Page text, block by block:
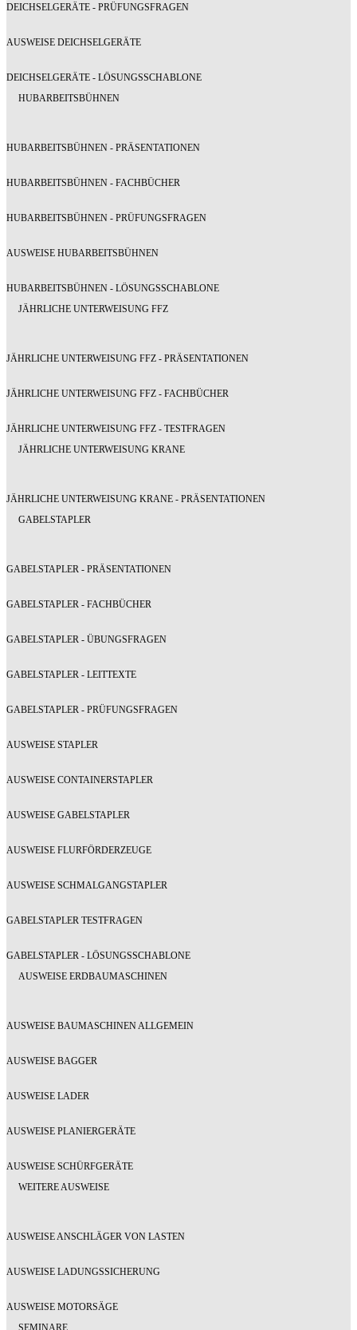
DEICHSELGERÄTE - PRÜFUNGSFRAGEN
AUSWEISE DEICHSELGERÄTE
DEICHSELGERÄTE - LÖSUNGSSCHABLONE
HUBARBEITSBÜHNEN
HUBARBEITSBÜHNEN - PRÄSENTATIONEN
HUBARBEITSBÜHNEN - FACHBÜCHER
HUBARBEITSBÜHNEN - PRÜFUNGSFRAGEN
AUSWEISE HUBARBEITSBÜHNEN
HUBARBEITSBÜHNEN - LÖSUNGSSCHABLONE
JÄHRLICHE UNTERWEISUNG FFZ
JÄHRLICHE UNTERWEISUNG FFZ - PRÄSENTATIONEN
JÄHRLICHE UNTERWEISUNG FFZ - FACHBÜCHER
JÄHRLICHE UNTERWEISUNG FFZ - TESTFRAGEN
JÄHRLICHE UNTERWEISUNG KRANE
JÄHRLICHE UNTERWEISUNG KRANE - PRÄSENTATIONEN
GABELSTAPLER
GABELSTAPLER - PRÄSENTATIONEN
GABELSTAPLER - FACHBÜCHER
GABELSTAPLER - ÜBUNGSFRAGEN
GABELSTAPLER - LEITTEXTE
GABELSTAPLER - PRÜFUNGSFRAGEN
AUSWEISE STAPLER
AUSWEISE CONTAINERSTAPLER
AUSWEISE GABELSTAPLER
AUSWEISE FLURFÖRDERZEUGE
AUSWEISE SCHMALGANGSTAPLER
GABELSTAPLER TESTFRAGEN
GABELSTAPLER - LÖSUNGSSCHABLONE
AUSWEISE ERDBAUMASCHINEN
AUSWEISE BAUMASCHINEN ALLGEMEIN
AUSWEISE BAGGER
AUSWEISE LADER
AUSWEISE PLANIERGERÄTE
AUSWEISE SCHÜRFGERÄTE
WEITERE AUSWEISE
AUSWEISE ANSCHLÄGER VON LASTEN
AUSWEISE LADUNGSSICHERUNG
AUSWEISE MOTORSÄGE